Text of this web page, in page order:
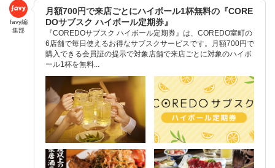
favy編
集部
月額700円で来店ごとにハイボール1杯無料の『CORE
DOサブスク ハイボール定期券』
『COREDOサブスク ハイボール定期券』は、COREDO室町の
6店舗で毎日使えるお得なサブスクサービスです。月額700円で
購入できる会員証の提示で対象店舗で来店ごとに対象のハイボ
ール1杯を無料...